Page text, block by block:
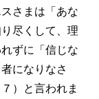
さまは「あな
尽くして、理
ずに「信じな
になりなさ
）と言われま